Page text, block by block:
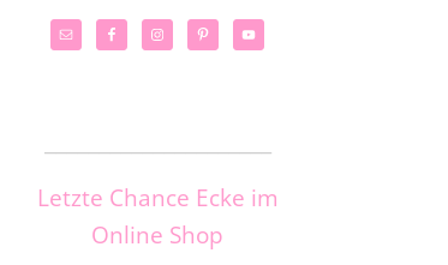
Letzte Chance Ecke im
Online Shop